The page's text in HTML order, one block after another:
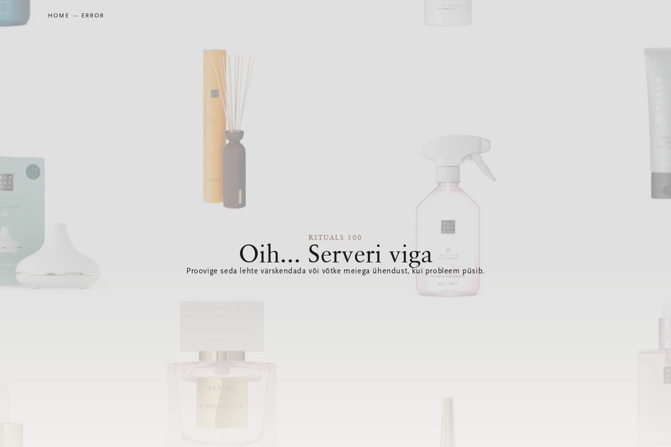
HOME ERROR
RITUALS 500
Oih... Serveri viga
Proovige seda lehte värskendada või võtke meiega ühendust, kui probleem püsib.